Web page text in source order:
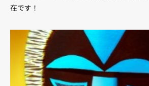
在です！